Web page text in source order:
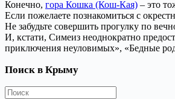
Конечно, гора Кошка (Кош-Кая) – это
Если пожелаете познакомиться с
Не забудьте совершить прогулку по
И, кстати, Симеиз неоднократно
приключения неуловимых», «Бедные
Поиск в Крыму